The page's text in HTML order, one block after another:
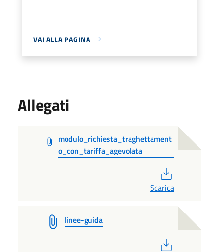
VAI ALLA PAGINA
Allegati
modulo_richiesta_traghettament
o_con_tariffa_agevolata
Scarica
linee-guida